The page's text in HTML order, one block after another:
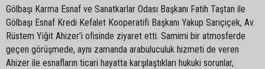
Gölbaşı Karma Esnaf ve Sanatkarlar Odası Başkanı Fatih Taştan ile
Gölbaşı Esnaf Kredi Kefalet Kooperatifi Başkanı Yakup Sarıçiçek, Av.
Rüstem Yiğit Ahizer’i ofisinde ziyaret etti. Samimi bir atmosferde
geçen görüşmede, aynı zamanda arabuluculuk hizmeti de veren
Ahizer ile esnafların ticari hayatta karşılaştıkları hukuki sorunlar,